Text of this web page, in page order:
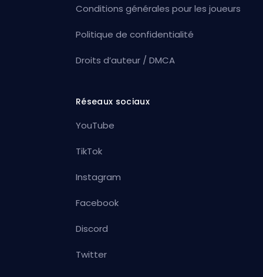
Conditions générales pour les joueurs
Politique de confidentialité
Droits d’auteur / DMCA
Réseaux sociaux
YouTube
TikTok
Instagram
Facebook
Discord
Twitter